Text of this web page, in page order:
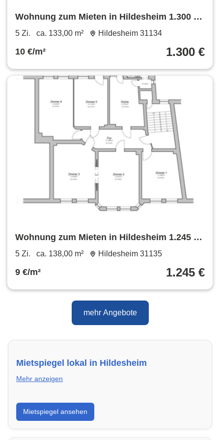
Wohnung zum Mieten in Hildesheim 1.300 €
133 m²
5 Zi. ca. 133,00 m² Hildesheim 31134
10 €/m² 1.300 €
Wohnung zum Mieten in Hildesheim 1.245 €
138 m²
5 Zi. ca. 138,00 m² Hildesheim 31135
9 €/m² 1.245 €
mehr Angebote
Mietspiegel lokal in Hildesheim
Mehr anzeigen
Erhalte einen Überblick über die aktuellen Mietpreise
regional in Hildesheim. So weißt du genau, welche
Miete fair ist und wo sich ein Vergleich lohnt.
Mietspiegel ansehen